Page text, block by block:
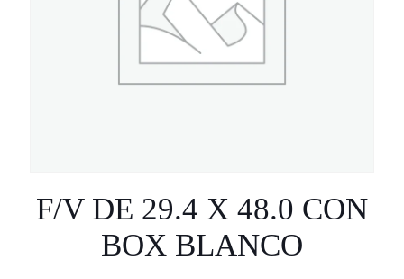
F/V DE 29.4 X 48.0 CON
BOX BLANCO